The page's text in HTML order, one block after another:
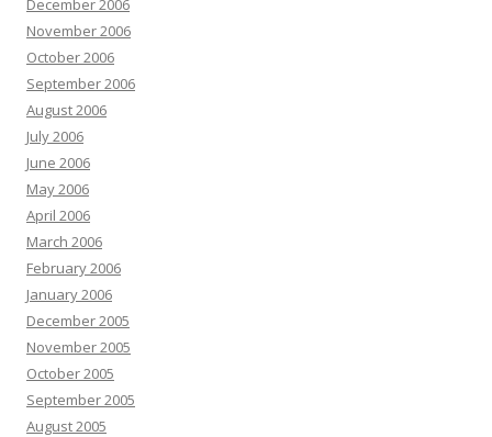
December 2006
November 2006
October 2006
September 2006
August 2006
July 2006
June 2006
May 2006
April 2006
March 2006
February 2006
January 2006
December 2005
November 2005
October 2005
September 2005
August 2005